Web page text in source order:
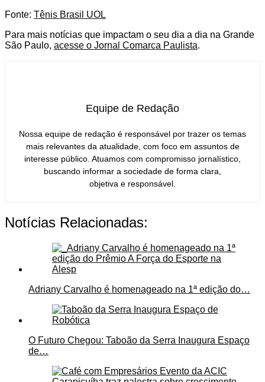
Fonte: Tênis Brasil UOL
Para mais notícias que impactam o seu dia a dia na Grande
São Paulo, acesse o Jornal Comarca Paulista.
Equipe de Redação
Nossa equipe de redação é responsável por trazer os temas
mais relevantes da atualidade, com foco em assuntos de
interesse público. Atuamos com compromisso jornalístico,
buscando informar a sociedade de forma clara,
objetiva e responsável.
Notícias Relacionadas:
Adriany Carvalho é homenageado na 1ª edição do…
O Futuro Chegou: Taboão da Serra Inaugura Espaço
de…